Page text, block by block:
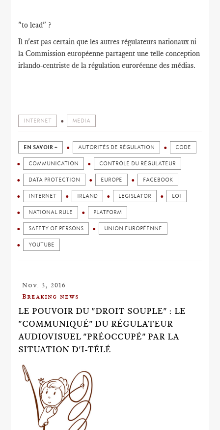
"to lead" ?
Il n'est pas certain que les autres régulateurs nationaux ni
la Commission européenne partagent une telle conception
irlando-centriste de la régulation euroréenne des médias.
INTERNET MEDIA
EN SAVOIR + AUTORITÉS DE RÉGULATION CODE
COMMUNICATION CONTRÔLE DU RÉGULATEUR
DATA PROTECTION EUROPE FACEBOOK
INTERNET IRLAND LEGISLATOR LOI
NATIONAL RULE PLATFORM
SAFETY OF PERSONS UNION EUROPÉENNE
YOUTUBE
Nov. 3, 2016
Breaking news
LE POUVOIR DU "DROIT SOUPLE" : LE
"COMMUNIQUÉ" DU RÉGULATEUR
AUDIOVISUEL "PRÉOCCUPÉ" PAR LA
SITUATION D'I-TÉLÉ